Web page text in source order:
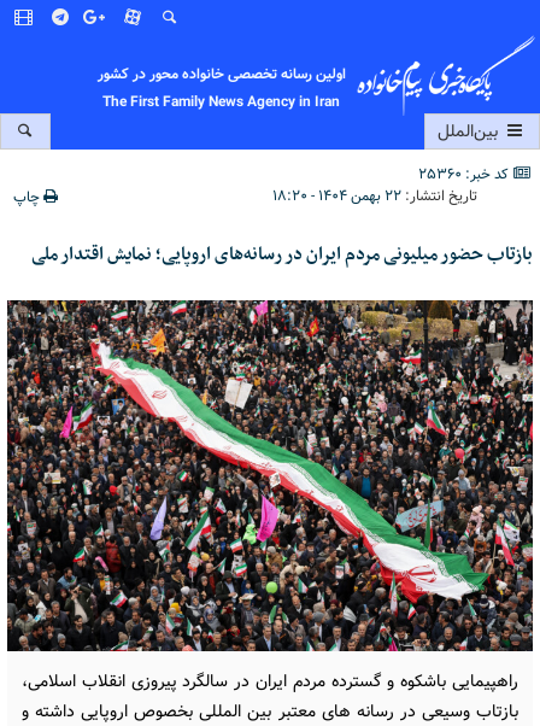
اولین رسانه تخصصی خانواده محور در کشور
The First Family News Agency in Iran
بین‌الملل
کد خبر: 25360
تاریخ انتشار:۲۲ بهمن ۱۴۰۴ - ۱۸:۲۰ چاپ
بازتاب حضور میلیونی مردم ایران در رسانه‌های اروپایی؛ نمایش اقتدار ملی
راهپیمایی باشکوه و گسترده مردم ایران در سالگرد پیروزی انقلاب اسلامی،
بازتاب وسیعی در رسانه های معتبر بین المللی بخصوص اروپایی داشته و